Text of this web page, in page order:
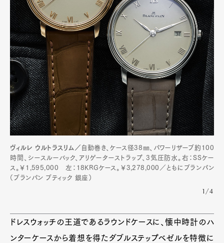
ヴィルレ ウルトラスリム／ 自動巻き、ケース径38㎜、パワーリザーブ約100
時間、シースルーバック、アリゲーターストラップ、3気圧防水。右：SSケー
ス。￥1,595,000 左：18KRGケース。￥3,278,000／ともにブランパン
（ブランパン ブティック 銀座）
1/4
ドレスウォッチの王道であるラウンドケースに、懐中時計のハ
ンターケースから着想を得たダブルステップベゼルを特徴に